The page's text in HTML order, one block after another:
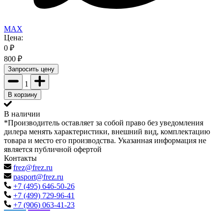
MAX
Цена:
0 ₽
800 ₽
Запросить цену
1
В корзину
В наличии
*Производитель оставляет за собой право без уведомления
дилера менять характеристики, внешний вид, комплектацию
товара и место его производства. Указанная информация не
является публичной офертой
Контакты
frez@frez.ru
pasport@frez.ru
+7 (495) 646-50-26
+7 (499) 729-96-41
+7 (906) 063-41-23